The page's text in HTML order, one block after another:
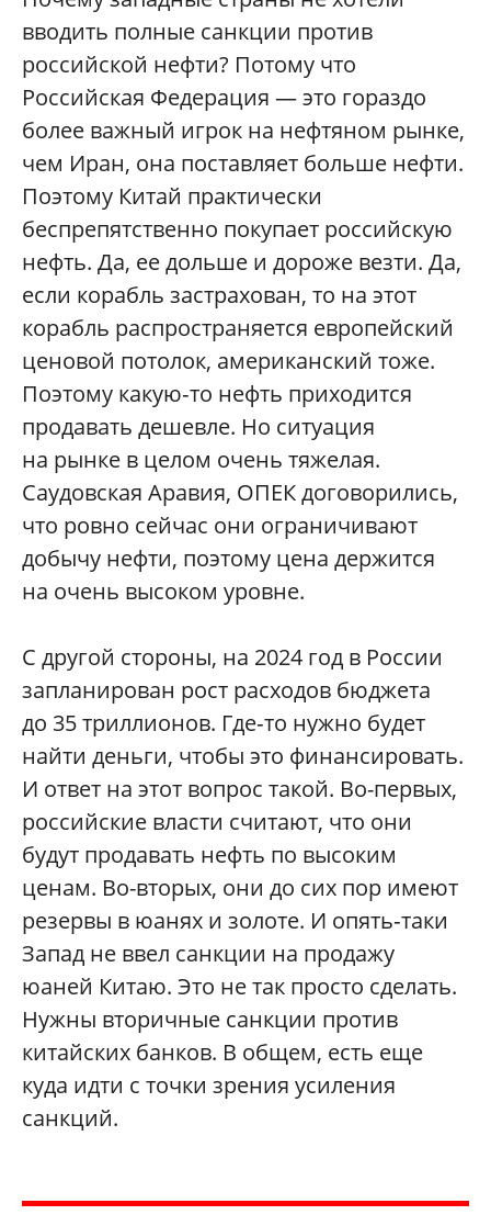
вводить полные санкции против
российской нефти? Потому что
Российская Федерация — это гораздо
более важный игрок на нефтяном рынке,
чем Иран, она поставляет больше нефти.
Поэтому Китай практически
беспрепятственно покупает российскую
нефть. Да, ее дольше и дороже везти. Да,
если корабль застрахован, то на этот
корабль распространяется европейский
ценовой потолок, американский тоже.
Поэтому какую‑то нефть приходится
продавать дешевле. Но ситуация
на рынке в целом очень тяжелая.
Саудовская Аравия, ОПЕК договорились,
что ровно сейчас они ограничивают
добычу нефти, поэтому цена держится
на очень высоком уровне.
С другой стороны, на 2024 год в России
запланирован рост расходов бюджета
до 35 триллионов. Где‑то нужно будет
найти деньги, чтобы это финансировать.
И ответ на этот вопрос такой. Во-первых,
российские власти считают, что они
будут продавать нефть по высоким
ценам. Во-вторых, они до сих пор имеют
резервы в юанях и золоте. И опять‑таки
Запад не ввел санкции на продажу
юаней Китаю. Это не так просто сделать.
Нужны вторичные санкции против
китайских банков. В общем, есть еще
куда идти с точки зрения усиления
санкций.